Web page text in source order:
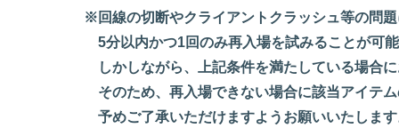
※回線の切断やクライアントクラッシュ等の問
5分以内かつ1回のみ再入場を試みることが可
しかしながら、上記条件を満たしている場合
そのため、再入場できない場合に該当アイテ
予めご了承いただけますようお願いいたしま